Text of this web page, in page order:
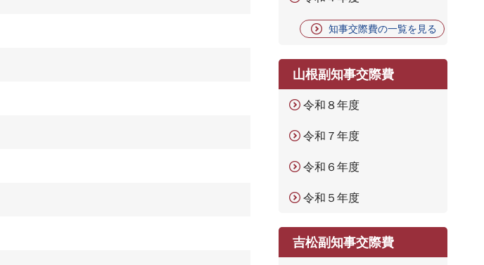
知事交際費の一覧を見る
山根副知事交際費
令和８年度
令和７年度
令和６年度
令和５年度
吉松副知事交際費